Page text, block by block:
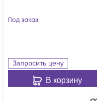
Под заказ
Запросить цену
В корзину